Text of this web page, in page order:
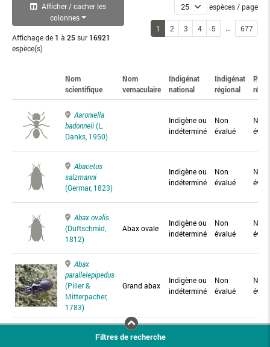
Afficher / cacher les
colonnes
Affichage de 1 à 25sur 16921
espèce(s)
espèces / page
1 2 3 4 5 ... 677
Nom
scientifique
Nom
vernaculaire
Indigénat
national
Indigénat
régional
Aaroniella
badonneli(L.
Danks, 1950)
Indigène ou
indéterminé
Non
évalué
Non
Abacetus
salzmanni
(Germar, 1823)
Indigène ou
indéterminé
Non
évalué
Non
Abax ovalis
(Duftschmid,
1812)
Abax ovale
Indigène ou
indéterminé
Non
évalué
Non
Abax
parallelepipedus
(Piller &
Mitterpacher,
1783)
Grand abax
Indigène ou
indéterminé
Non
évalué
Non
Abax
Abax
Filtres de recherche